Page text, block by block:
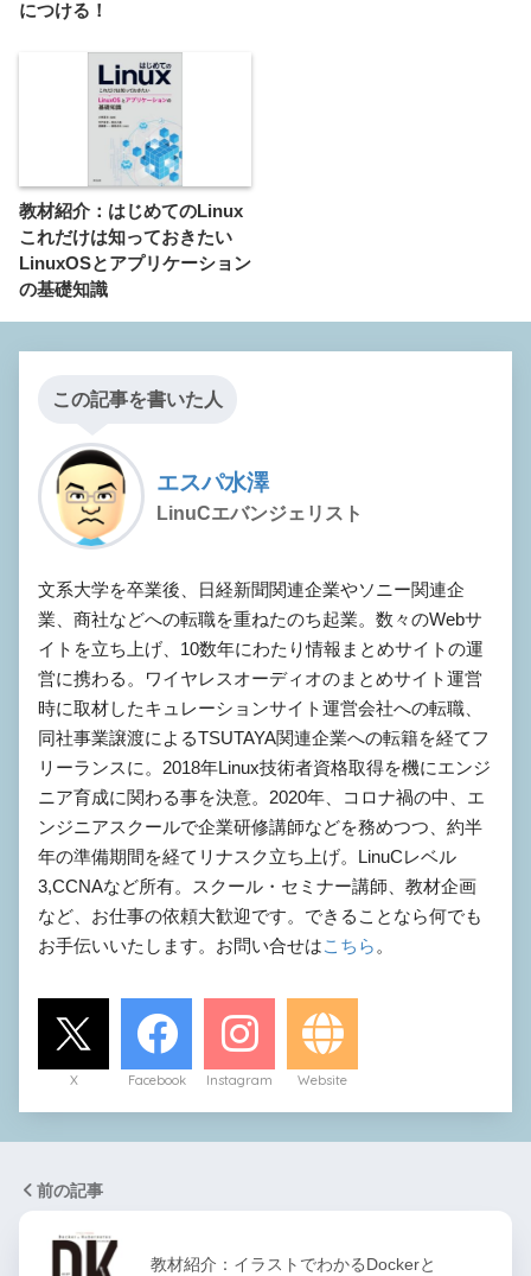
につける！
教材紹介：はじめてのLinux
これだけは知っておきたい
LinuxOSとアプリケーション
の基礎知識
この記事を書いた人
エスパ水澤
LinuCエバンジェリスト
文系大学を卒業後、日経新聞関連企業やソニー関連企
業、商社などへの転職を重ねたのち起業。数々のWebサ
イトを立ち上げ、10数年にわたり情報まとめサイトの運
営に携わる。ワイヤレスオーディオのまとめサイト運営
時に取材したキュレーションサイト運営会社への転職、
同社事業譲渡によるTSUTAYA関連企業への転籍を経てフ
リーランスに。2018年Linux技術者資格取得を機にエンジ
ニア育成に関わる事を決意。2020年、コロナ禍の中、エ
ンジニアスクールで企業研修講師などを務めつつ、約半
年の準備期間を経てリナスク立ち上げ。LinuCレベル
3,CCNAなど所有。スクール・セミナー講師、教材企画
など、お仕事の依頼大歓迎です。できることなら何でも
お手伝いいたします。お問い合せはこちら 。
X Facebook Instagram Website
前の記事
教材紹介：イラストでわかるDockerと